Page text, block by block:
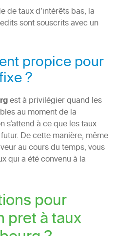
de taux d’intérêts bas, la
sont souscrits avec un
propice pour
?
est à privilégier quand les
au moment de la
s’attend à ce que les taux
De cette manière, même
au cours du temps, vous
qui a été convenu à la
pour
pret à taux